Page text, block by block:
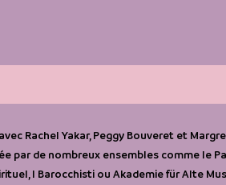
Rachel Yakar, Peggy Bouveret et
par de nombreux ensembles comme le
I Barocchisti ou Akademie für Alte